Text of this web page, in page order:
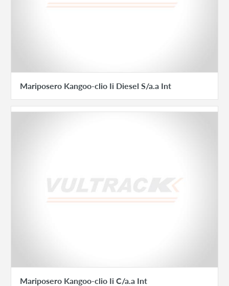
Mariposero Kangoo-clio Ii Diesel S/a.a Int
Mariposero Kangoo-clio Ii C/a.a Int